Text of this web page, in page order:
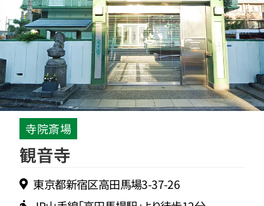
寺院斎場
観音寺
東京都新宿区高田馬場3-37-26